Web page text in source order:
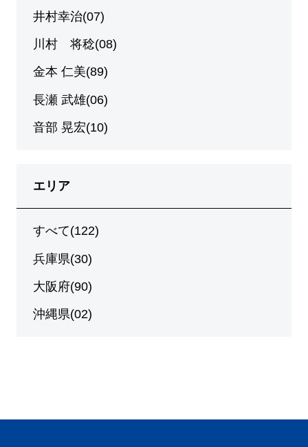
井村幸治(07)
川村 将稔(08)
金本 仁美(89)
長瀬 武雄(06)
音部 晃宏(10)
エリア
すべて(122)
兵庫県(30)
大阪府(90)
沖縄県(02)